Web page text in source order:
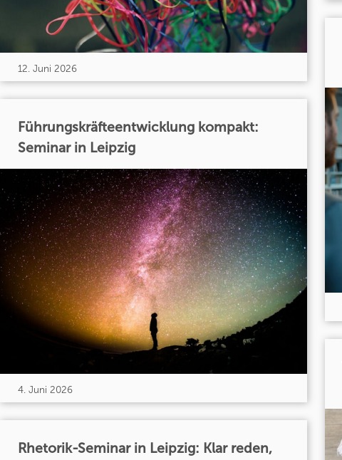
12. Juni 2026
Führungskräfteentwicklung kompakt:
Seminar in Leipzig
4. Juni 2026
Rhetorik-Seminar in Leipzig: Klar reden,